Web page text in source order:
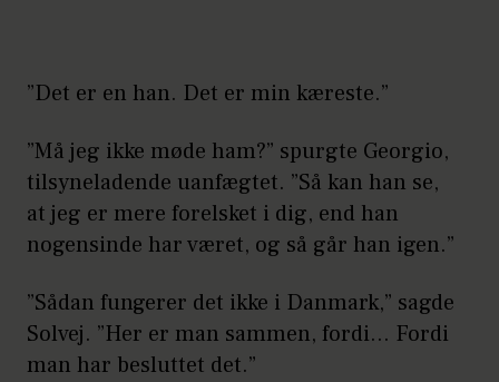
”Det er en han. Det er min kæreste.”
”Må jeg ikke møde ham?” spurgte Georgio,
tilsyneladende uanfægtet. ”Så kan han se,
at jeg er mere forelsket i dig, end han
nogensinde har været, og så går han igen.”
”Sådan fungerer det ikke i Danmark,” sagde
Solvej. ”Her er man sammen, fordi… Fordi
man har besluttet det.”